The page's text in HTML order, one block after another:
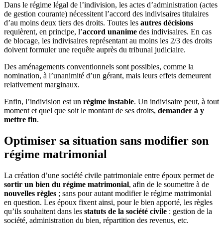
Dans le régime légal de l’indivision, les actes d’administration (actes
de gestion courante) nécessitent l’accord des indivisaires titulaires
d’au moins deux tiers des droits. Toutes les autres décisions
requièrent, en principe, l’accord unanime des indivisaires. En cas
de blocage, les indivisaires représentant au moins les 2/3 des droits
doivent formuler une requête auprès du tribunal judiciaire.
Des aménagements conventionnels sont possibles, comme la
nomination, à l’unanimité d’un gérant, mais leurs effets demeurent
relativement marginaux.
Enfin, l’indivision est un régime instable. Un indivisaire peut, à tout
moment et quel que soit le montant de ses droits, demander à y
mettre fin.
Optimiser sa situation sans modifier son
régime matrimonial
La création d’une société civile patrimoniale entre époux permet de
sortir un bien du régime matrimonial, afin de le soumettre à de
nouvelles règles ; sans pour autant modifier le régime matrimonial
en question. Les époux fixent ainsi, pour le bien apporté, les règles
qu’ils souhaitent dans les statuts de la société civile : gestion de la
société, administration du bien, répartition des revenus, etc.